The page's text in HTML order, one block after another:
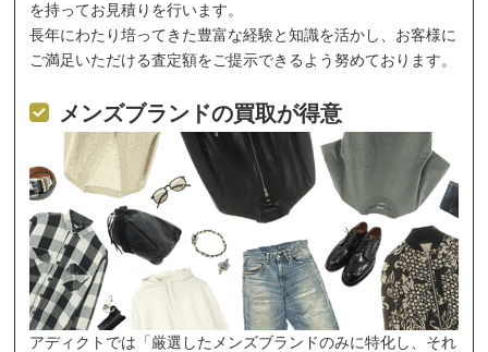
を持ってお見積りを行います。
長年にわたり培ってきた豊富な経験と知識を活かし、お客様に
ご満足いただける査定額をご提示できるよう努めております。
メンズブランドの買取が得意
アディクトでは「厳選したメンズブランドのみに特化し、それ